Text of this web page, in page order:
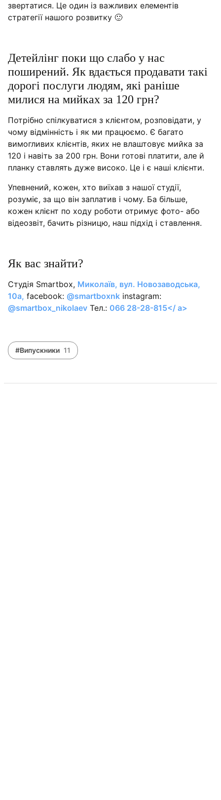
звертатися. Це один із важливих елементів
стратегії нашого розвитку 🙂
Детейлінг поки що слабо у нас
поширений. Як вдається продавати такі
дорогі послуги людям, які раніше
милися на мийках за 120 грн?
Потрібно спілкуватися з клієнтом, розповідати, у
чому відмінність і як ми працюємо. Є багато
вимогливих клієнтів, яких не влаштовує мийка за
120 і навіть за 200 грн. Вони готові платити, але й
планку ставлять дуже високо. Це і є наші клієнти.
Упевнений, кожен, хто виїхав з нашої студії,
розуміє, за що він заплатив і чому. Ба більше,
кожен клієнт по ходу роботи отримує фото- або
відеозвіт, бачить різницю, наш підхід і ставлення.
Як вас знайти?
Студія Smartbox, Миколаїв, вул. Новозаводська,
10а, facebook: @smartboxnk instagram:
@smartbox_nikolaev Тел.: 066 28-28-815</ a>
#Випускники 11